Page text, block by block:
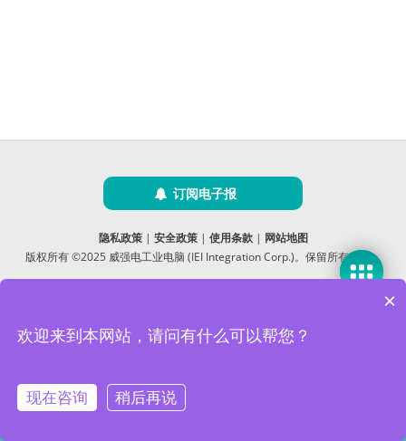
订阅电子报
隐私政策| 安全政策| 使用条款| 网站地图
版权所有 ©2025 威强电工业电脑 (IEI Integration Corp.)。保留所有权利。
沪公网安备 31011202005249号
本网站使用 Cookie 以提升您的用户体验，并提供针对您兴趣定
数据隐私声明和 使用条款。
×
欢迎来到本网站，请问有什么可以帮您？
现在咨询 稍后再说